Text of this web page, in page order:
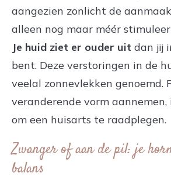
aangezien zonlicht de
alleen nog maar méér
Je huid ziet er ouder uit dan jij
bent. Deze verstoringen in de
veelal zonnevlekken genoemd.
veranderende vorm
om een huisarts te raadplegen.
Zwanger of aan de pil: je
balans